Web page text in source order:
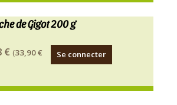
de Gigot 200 g
€ (33,90 €
Se connecter